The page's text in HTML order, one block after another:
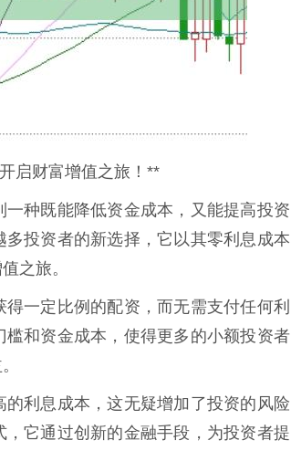
启财富增值之旅！**
种既能降低资金成本，又能提高投资
投资者的新选择，它以其零利息成本
之旅。
一定比例的配资，而无需支付任何利
和资金成本，使得更多的小额投资者
利息成本，这无疑增加了投资的风险
它通过创新的金融手段，为投资者提